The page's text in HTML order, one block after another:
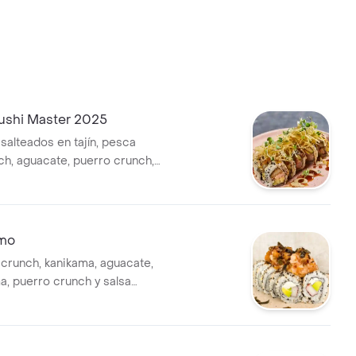
Master 2025
en tajín, pesca
aguacate, puerro crunch,
pimentón ahumado,
kanikama, aguacate,
puerro crunch y salsa
con semillas.